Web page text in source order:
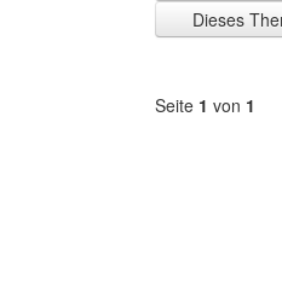
anzeigen
Dieses
Seite 1 von 1